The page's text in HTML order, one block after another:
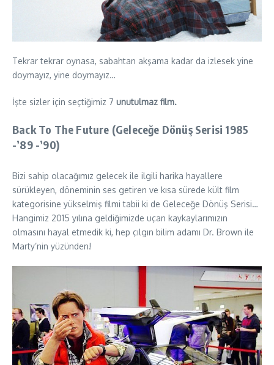
Tekrar tekrar oynasa, sabahtan akşama kadar da izlesek yine
doymayız, yine doymayız…
İşte sizler için seçtiğimiz 7 unutulmaz film.
Back To The Future (Geleceğe Dönüş Serisi 1985
-’89 -’90)
Bizi sahip olacağımız gelecek ile ilgili harika hayallere
sürükleyen, döneminin ses getiren ve kısa sürede kült film
kategorisine yükselmiş filmi tabii ki de Geleceğe Dönüş Serisi…
Hangimiz 2015 yılına geldiğimizde uçan kaykaylarımızın
olmasını hayal etmedik ki, hep çılgın bilim adamı Dr. Brown ile
Marty’nin yüzünden!